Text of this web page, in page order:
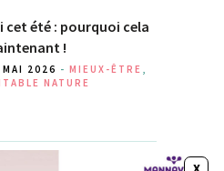
cet été : pourquoi cela
!
MAI 2026 - MIEUX-ÊTRE ,
NATURE